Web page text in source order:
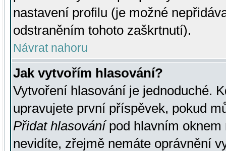
nastavení profilu (je možné
odstraněním tohoto zaškrtnutí).
Návrat nahoru
Jak vytvořím hlasování?
Vytvoření hlasování je jednoduché.
upravujete první příspěvek, pokud
Přidat hlasovánípod hlavním oknem
nevidíte, zřejmě nemáte oprávnění